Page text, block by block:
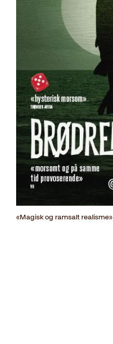
«Magisk og ramsalt realisme»